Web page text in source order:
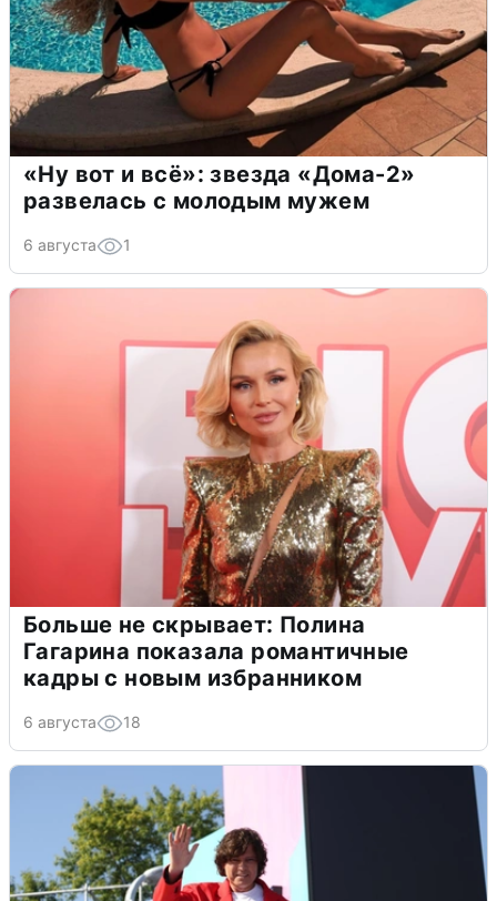
«Ну вот и всё»: звезда «Дома-2»
развелась с молодым мужем
6 августа 1
Больше не скрывает: Полина
Гагарина показала романтичные
кадры с новым избранником
6 августа 18